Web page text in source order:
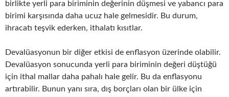
birlikte yerli para biriminin değerinin düşmesi ve yabancı para
birimi karşısında daha ucuz hale gelmesidir. Bu durum,
ihracatı teşvik ederken, ithalatı kısıtlar.
Devalüasyonun bir diğer etkisi de enflasyon üzerinde olabilir.
Devalüasyon sonucunda yerli para biriminin değeri düştüğü
için ithal mallar daha pahalı hale gelir. Bu da enflasyonu
artırabilir. Bunun yanı sıra, dış borçları olan bir ülke için